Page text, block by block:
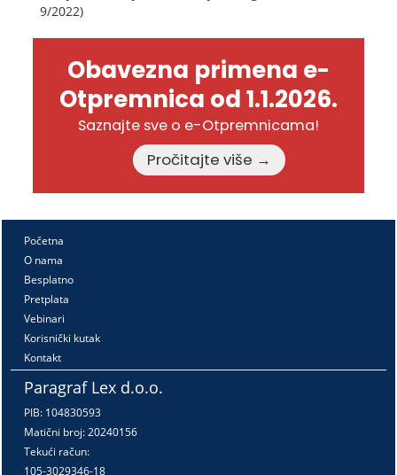
9/2022)
Obavezna primena e-
Otpremnica od 1.1.2026.
Saznajte sve o e-Otpremnicama!
Pročitajte više →
Početna
O nama
Besplatno
Pretplata
Vebinari
Korisnički kutak
Kontakt
Paragraf Lex d.o.o.
PIB: 104830593
Matični broj: 20240156
Tekući račun:
105-3029346-18